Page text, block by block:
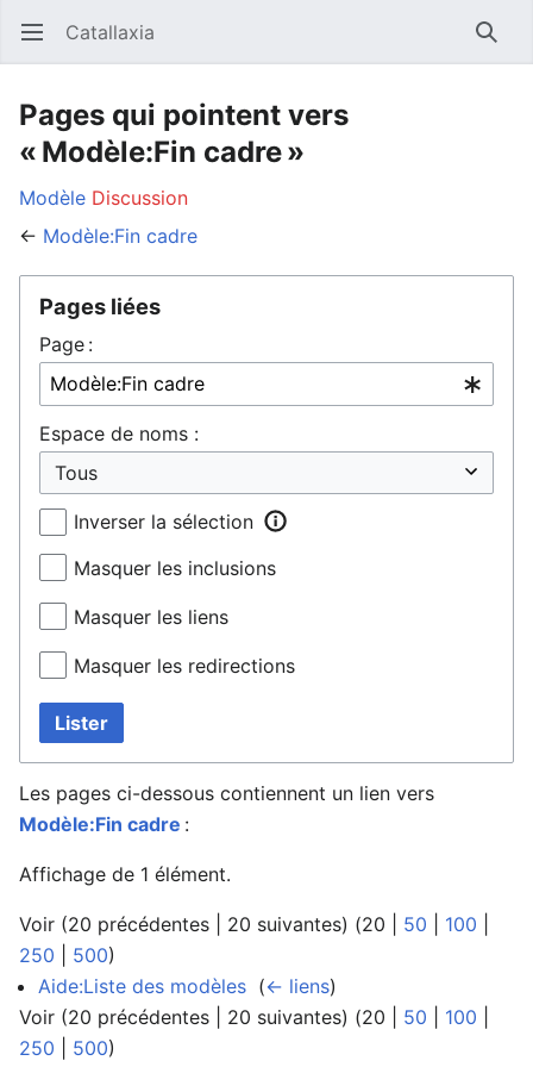
Ouvrir le menu principal Catallaxia
Pages qui pointent vers
« Modèle:Fin cadre »
Modèle Discussion
← Modèle:Fin cadre
Pages liées
Page :
Espace de noms :
Inverser la sélection
Masquer les inclusions
Masquer les liens
Masquer les redirections
Lister
Les pages ci-dessous contiennent un lien vers
Modèle:Fin cadre :
Affichage de 1 élément.
Voir (20 précédentes 20 suivantes) (20 50 100
250
500)
Aide:Liste des modèles (← liens)
Voir (20 précédentes 20 suivantes) (20 50 100
250
500)